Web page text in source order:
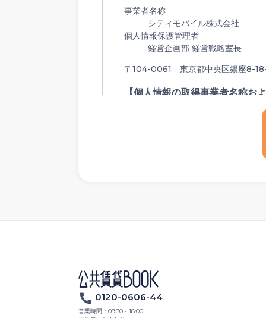
事業者名称
シティモバイル株式会社
個人情報保護管理者
経営企画部 経営戦略室長
〒104-0061 東京都中央区銀座8-
【個人情報の取得事業者名称お
こ
0120-0606-44
営業時間： 09:30 - 18:00